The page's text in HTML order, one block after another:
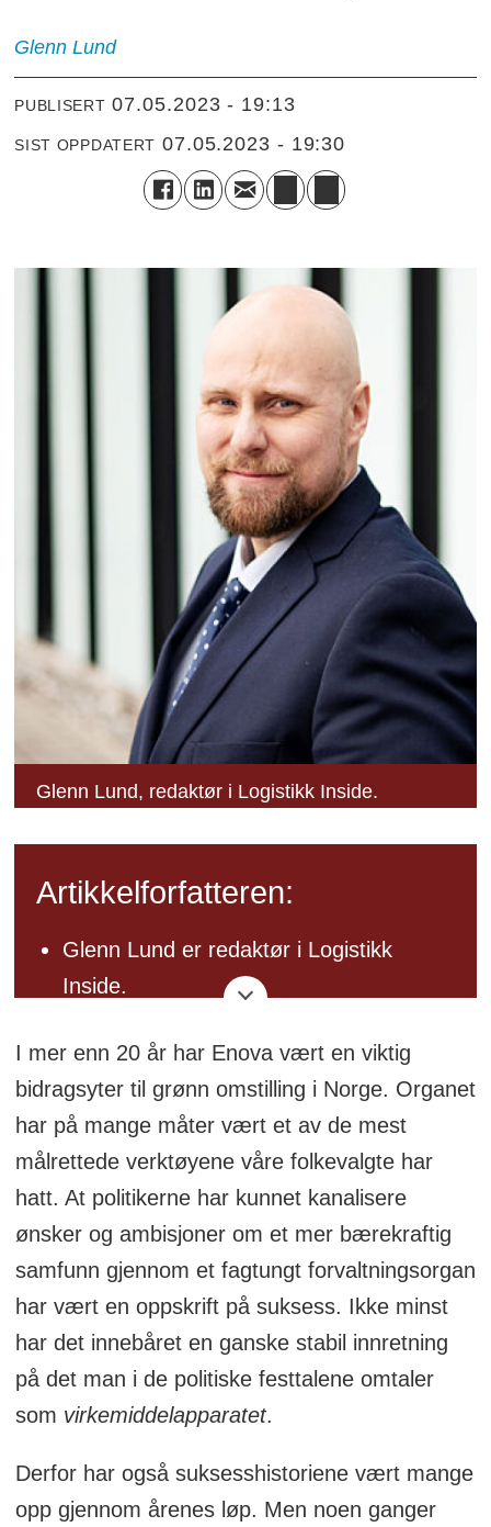
Glenn Lund
PUBLISERT 07.05.2023 - 19:13
SIST OPPDATERT 07.05.2023 - 19:30
Glenn Lund, redaktør i Logistikk Inside.
Artikkelforfatteren:
Glenn Lund er redaktør i Logistikk
Inside.
Også bakgrunn innen
kommunikasjonsbransjen og som
fabrikkarbeider i produksjonsindustrien.
Utdanning: Cand.mag ved UiO innen
samfunnsvitenskapelige fag.
Dette er en kommentar som står for
artikkelforfatterens egen regning.
I mer enn 20 år har Enova vært en viktig
bidragsyter til grønn omstilling i Norge. Organet
har på mange måter vært et av de mest
målrettede verktøyene våre folkevalgte har
hatt. At politikerne har kunnet kanalisere
ønsker og ambisjoner om et mer bærekraftig
samfunn gjennom et fagtungt forvaltningsorgan
har vært en oppskrift på suksess. Ikke minst
har det innebåret en ganske stabil innretning
på det man i de politiske festtalene omtaler
som virkemiddelapparatet.
Derfor har også suksesshistoriene vært mange
opp gjennom årenes løp. Men noen ganger